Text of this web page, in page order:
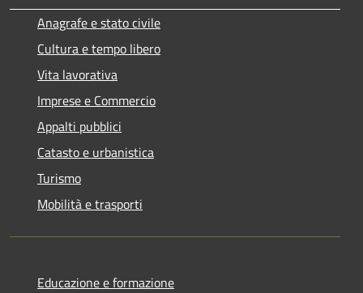
Anagrafe e stato civile
Cultura e tempo libero
Vita lavorativa
Imprese e Commercio
Appalti pubblici
Catasto e urbanistica
Turismo
Mobilità e trasporti
Educazione e formazione